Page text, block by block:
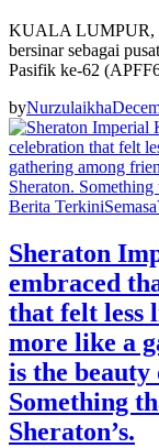
KUALA LUMPUR,
bersinar sebagai
Pasifik ke-62
byNurzulaikha
Berita TerkiniSemasa
Sheraton
embraced
that felt less
more like a
is the
Something
Sheraton’s.